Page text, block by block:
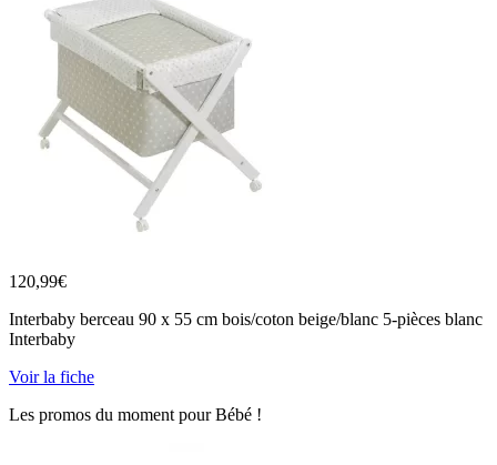
120,99€
Interbaby berceau 90 x 55 cm bois/coton beige/blanc 5-pièces blanc
Interbaby
Voir la fiche
Les promos du moment pour Bébé !